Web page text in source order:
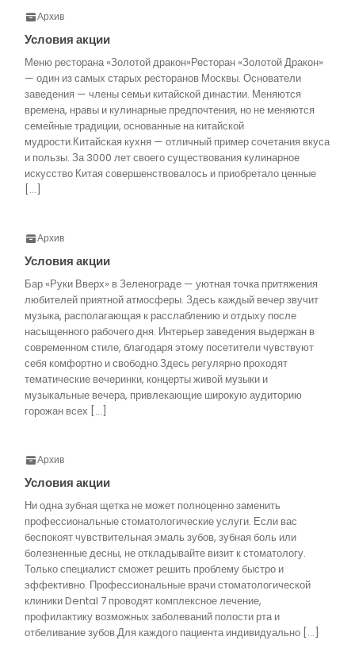
Архив
Условия акции
Меню ресторана «Золотой дракон»Ресторан «Золотой Дракон»
— один из самых старых ресторанов Москвы. Основатели
заведения — члены семьи китайской династии. Меняются
времена, нравы и кулинарные предпочтения, но не меняются
семейные традиции, основанные на китайской
мудрости.Китайская кухня — отличный пример сочетания вкуса
и пользы. За 3000 лет своего существования кулинарное
искусство Китая совершенствовалось и приобретало ценные
[…]
Архив
Условия акции
Бар «Руки Вверх» в Зеленограде — уютная точка притяжения
любителей приятной атмосферы. Здесь каждый вечер звучит
музыка, располагающая к расслаблению и отдыху после
насыщенного рабочего дня. Интерьер заведения выдержан в
современном стиле, благодаря этому посетители чувствуют
себя комфортно и свободно.Здесь регулярно проходят
тематические вечеринки, концерты живой музыки и
музыкальные вечера, привлекающие широкую аудиторию
горожан всех […]
Архив
Условия акции
Ни одна зубная щетка не может полноценно заменить
профессиональные стоматологические услуги. Если вас
беспокоят чувствительная эмаль зубов, зубная боль или
болезненные десны, не откладывайте визит к стоматологу.
Только специалист сможет решить проблему быстро и
эффективно. Профессиональные врачи стоматологической
клиники Dental 7 проводят комплексное лечение,
профилактику возможных заболеваний полости рта и
отбеливание зубов.Для каждого пациента индивидуально […]